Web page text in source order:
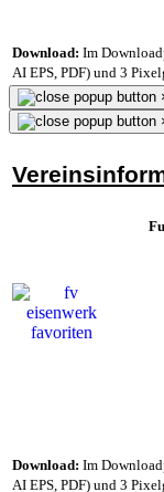
Download: Im
AI EPS, PDF) und 3
Download: Im
AI EPS, PDF) und 3